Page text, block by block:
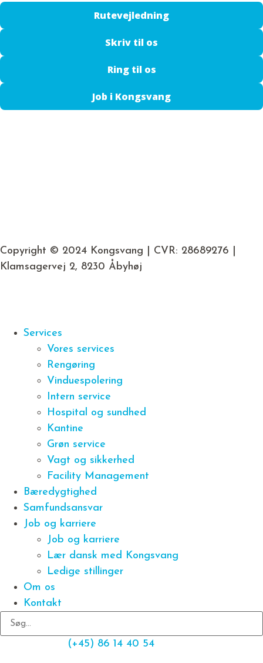
Rutevejledning
Skriv til os
Ring til os
Job i Kongsvang
Copyright © 2024 Kongsvang | CVR: 28689276 |
Klamsagervej 2, 8230 Åbyhøj
Services
Vores services
Rengøring
Vinduespolering
Intern service
Hospital og sundhed
Kantine
Grøn service
Vagt og sikkerhed
Facility Management
Bæredygtighed
Samfundsansvar
Job og karriere
Job og karriere
Lær dansk med Kongsvang
Ledige stillinger
Om os
Kontakt
(+45) 86 14 40 54